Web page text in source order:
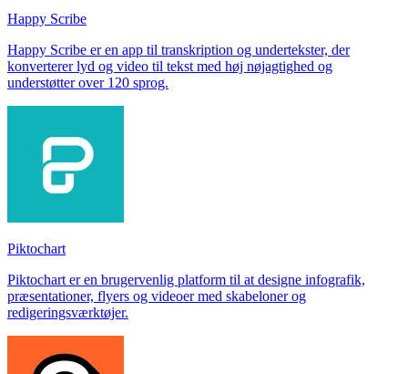
Happy Scribe
Happy Scribe er en app til transkription og undertekster, der
konverterer lyd og video til tekst med høj nøjagtighed og
understøtter over 120 sprog.
Piktochart
Piktochart er en brugervenlig platform til at designe infografik,
præsentationer, flyers og videoer med skabeloner og
redigeringsværktøjer.